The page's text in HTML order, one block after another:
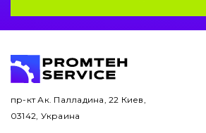
Буровой инструмент
Электрооборудование
пр-кт Ак. Палладина, 22 Киев,
03142, Украина